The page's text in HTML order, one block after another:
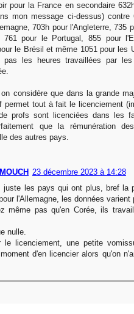
pour la France en secondaire
mon message ci-dessus) contre
703h pour l'Angleterre, 735
761 pour le Portugal, 855 pour
le Brésil et même 1051 pour les
pas les heures travaillées par
considère que dans la grande
permet tout à fait le licenciement
profs sont licenciées dans les
que la rémunération
des autres pays.
23 décembre 2023 à 14:28
juste les pays qui ont plus, bref la
l'Allemagne, les données varient
même pas qu'en Corée, ils
nulle.
licenciement, une petite
d'en licencier alors qu'on